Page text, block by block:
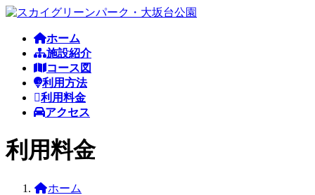
コ
プ
ナ
動
ホーム
施設紹介
コース図
利用方法
利用料金
アクセス
利用料金
ホーム